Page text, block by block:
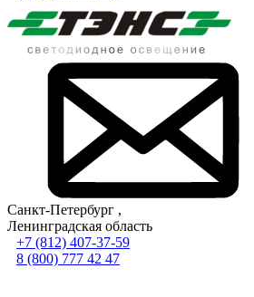
Санкт-Петербург ,
Ленинградская область
+7 (812) 407-37-59
8 (800) 777 42 47